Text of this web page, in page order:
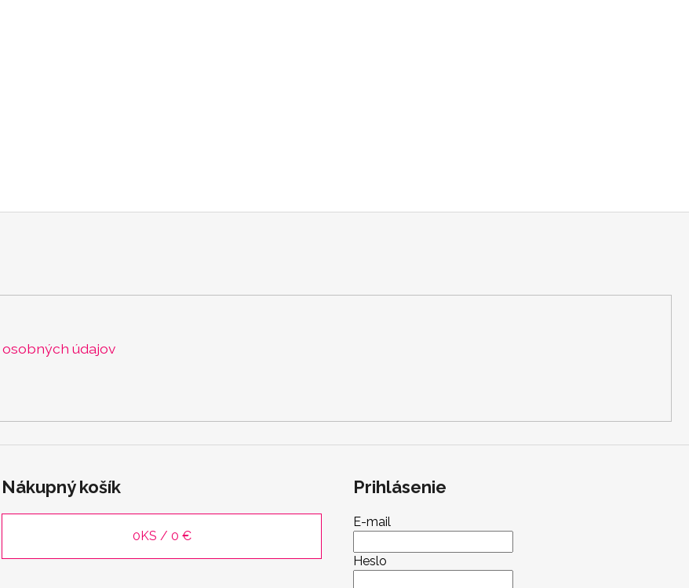
údajov
Nákupný košík
0KS / 0 €
Prihlásenie
E-mail
Heslo